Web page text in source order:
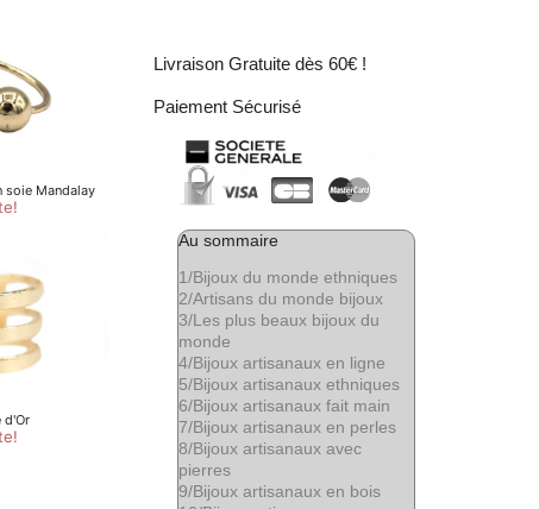
Livraison Gratuite dès 60€ !
Paiement Sécurisé
Au sommaire
1/Bijoux du monde ethniques
2/Artisans du monde bijoux
3/Les plus beaux bijoux du
monde
4/Bijoux artisanaux en ligne
5/Bijoux artisanaux ethniques
6/Bijoux artisanaux fait main
7/Bijoux artisanaux en perles
8/Bijoux artisanaux avec
pierres
9/Bijoux artisanaux en bois